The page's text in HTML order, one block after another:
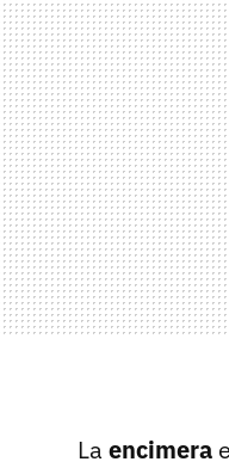
La encimera